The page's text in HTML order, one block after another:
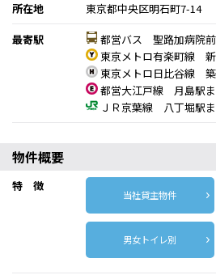
所在地
東京都中央区明石町7-14
最寄駅
都営バス 聖路加病院
東京メトロ有楽町線
東京メトロ日比谷線
都営大江戸線 月島駅
ＪＲ京葉線 八丁堀駅
物件概要
特 徴
当社貸主物件
男女トイレ別